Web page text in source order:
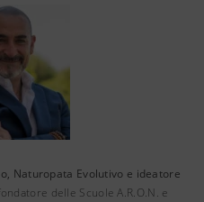
Naturopata Evolutivo e ideatore
delle Scuole A.R.O.N. e